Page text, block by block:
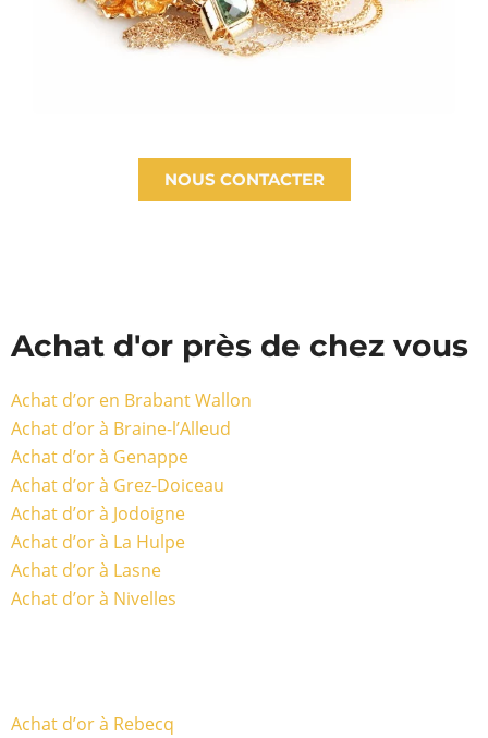
NOUS CONTACTER
Achat d'or près de chez vous
Achat d’or en Brabant Wallon
Achat d’or à Braine-l’Alleud
Achat d’or à Genappe
Achat d’or à Grez-Doiceau
Achat d’or à Jodoigne
Achat d’or à La Hulpe
Achat d’or à Lasne
Achat d’or à Nivelles
Achat d’or à Rebecq